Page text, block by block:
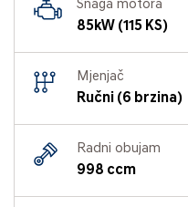
Snaga motora
85kW (115 KS)
Mjenjač
Ručni (6 brzina)
Radni obujam
998 ccm